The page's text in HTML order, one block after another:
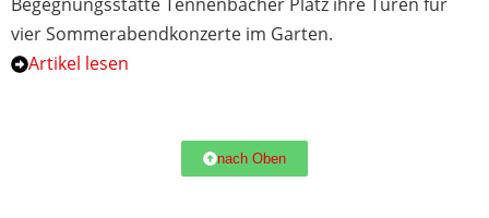
Begegnungsstätte Tennenbacher Platz ihre Türen für
vier Sommerabendkonzerte im Garten.
Artikel lesen
nach Oben